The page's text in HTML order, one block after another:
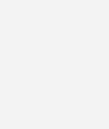
Anwender:innen sollten darauf
die aktuellen gesetzlichen
Sie müssen aber auch in der Lage
anzupassen. Dadurch wird der
mehr als nur ein kleines
sollten den
Geräte zuverlässig schützen.
Digitalisierung voll ausschöpfen